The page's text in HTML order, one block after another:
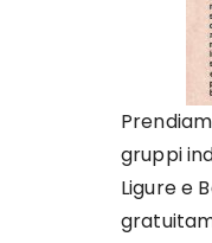
gruppi
Ligure e